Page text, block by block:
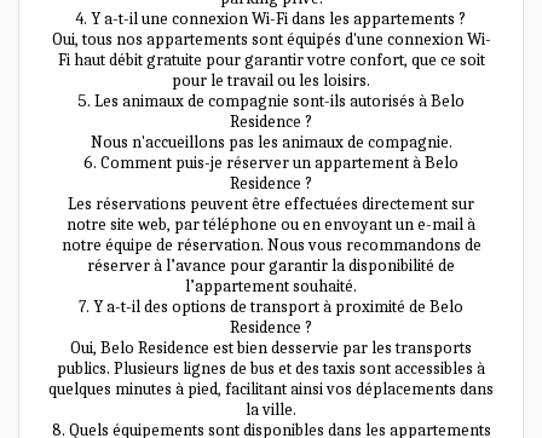
4. Y a-t-il une connexion Wi-Fi dans les appartements ?
Oui, tous nos appartements sont équipés d'une connexion Wi-
Fi haut débit gratuite pour garantir votre confort, que ce soit
pour le travail ou les loisirs.
5. Les animaux de compagnie sont-ils autorisés à Belo
Residence ?
Nous n'accueillons pas les animaux de compagnie.
6. Comment puis-je réserver un appartement à Belo
Residence ?
Les réservations peuvent être effectuées directement sur
notre site web, par téléphone ou en envoyant un e-mail à
notre équipe de réservation. Nous vous recommandons de
réserver à l’avance pour garantir la disponibilité de
l’appartement souhaité.
7. Y a-t-il des options de transport à proximité de Belo
Residence ?
Oui, Belo Residence est bien desservie par les transports
publics. Plusieurs lignes de bus et des taxis sont accessibles à
quelques minutes à pied, facilitant ainsi vos déplacements dans
la ville.
8. Quels équipements sont disponibles dans les appartements